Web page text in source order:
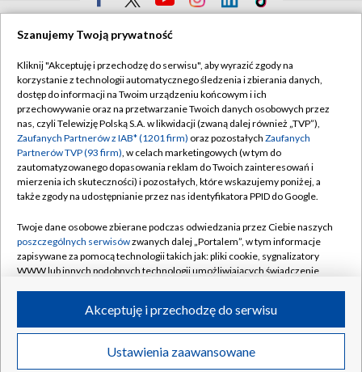
Transmisje Wideo
Sklep TVP
Biuro Reklamy
Oferta Handlowa
Telegazeta ogłoszenia
Emisja w TVP
Ogłoszenia przetargowe
Akademia Telewizyjna
Centrum informacji TVP
System NOS
Polityka prywatności
Moje zgody
Biuro reklamy
Kontakt
©2026 Telewizja Polska Spółka Akcyjna w likwidacji
Szanujemy Twoją prywatność
Kliknij "Akceptuję i przechodzę do serwisu", aby wyrazić zgody na
korzystanie z technologii automatycznego śledzenia i zbierania danych,
dostęp do informacji na Twoim urządzeniu końcowym i ich
przechowywanie oraz na przetwarzanie Twoich danych osobowych przez
nas, czyli Telewizję Polską S.A. w likwidacji (zwaną dalej również „TVP”),
Zaufanych Partnerów z IAB* (1201 firm) oraz pozostałych Zaufanych
Partnerów TVP (93 firm), w celach marketingowych (w tym do
zautomatyzowanego dopasowania reklam do Twoich zainteresowań i
mierzenia ich skuteczności) i pozostałych, które wskazujemy poniżej, a
także zgody na udostępnianie przez nas identyfikatora PPID do Google.
Twoje dane osobowe zbierane podczas odwiedzania przez Ciebie naszych
poszczególnych serwisówzwanych dalej „Portalem”, w tym informacje
zapisywane za pomocą technologii takich jak: pliki cookie, sygnalizatory
WWW lub innych podobnych technologii umożliwiających świadczenie
ruchu w Internecie.
Twoje dane osobowe zbierane podczas odwiedzania przez Ciebie
poszczególnych serwisówna Portalu, takie jak adresy IP, identyfikatory
Ustawienia zaawansowane
Akceptuję i przechodzę do serwisu